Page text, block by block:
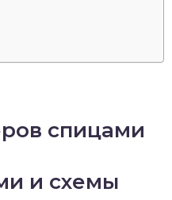
спицами
и схемы